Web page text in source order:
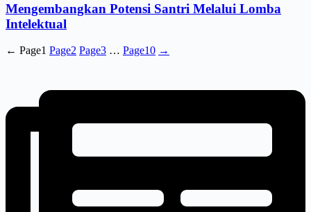
Mengembangkan Potensi Santri Melalui Lomba
Intelektual
← Page1 Page2 Page3 … Page10 →